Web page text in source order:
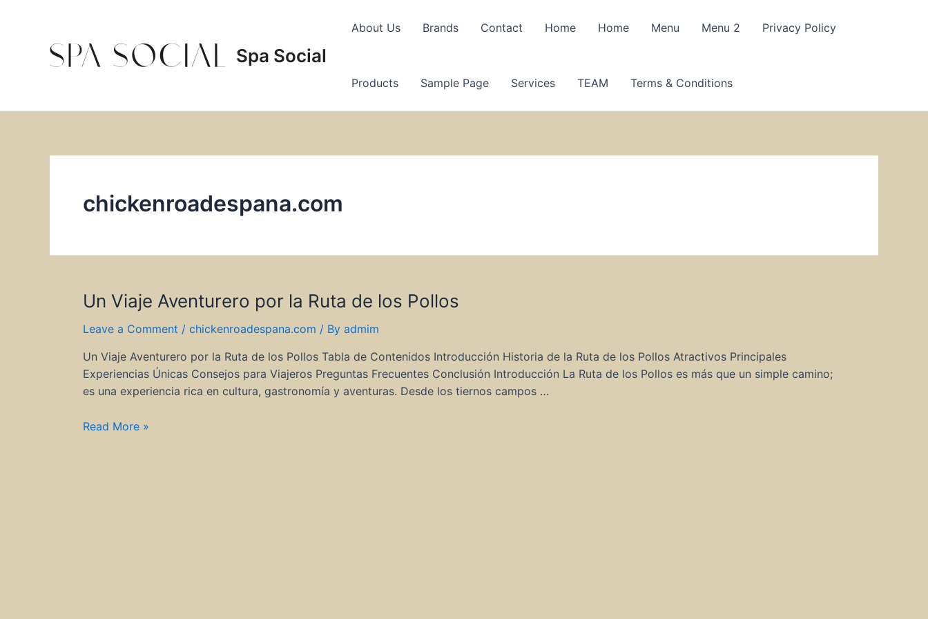
Spa Social
About Us Brands Contact Home Home Menu Menu 2 Privacy Policy
Products Sample Page Services TEAM Terms & Conditions
chickenroadespana.com
Un Viaje Aventurero por la Ruta de los Pollos
Leave a Comment / chickenroadespana.com / By admim
Un Viaje Aventurero por la Ruta de los Pollos Tabla de Contenidos Introducción Historia de la Ruta de los Pollos Atractivos Principales
Experiencias Únicas Consejos para Viajeros Preguntas Frecuentes Conclusión Introducción La Ruta de los Pollos es más que un simple camino;
es una experiencia rica en cultura, gastronomía y aventuras. Desde los tiernos campos …
Un
Read More »